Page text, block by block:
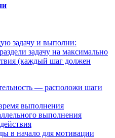
задачу и выполни:
задачу на максимально
(каждый шаг должен
— расположи шаги
выполнения
выполнения
в начало для мотивации